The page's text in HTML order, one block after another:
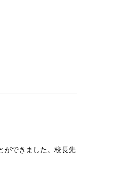
ができました。校長先